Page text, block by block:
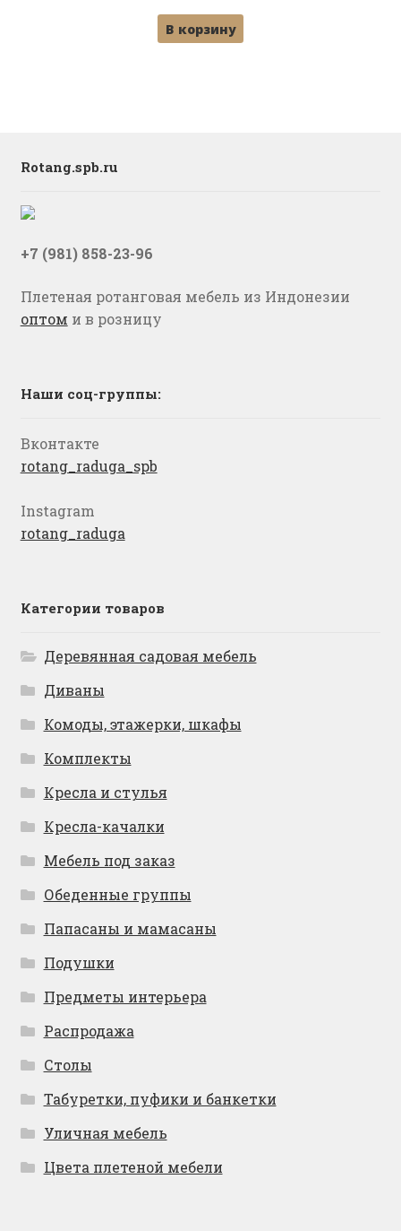
В корзину
Rotang.spb.ru
+7 (981) 858-23-96
Плетеная ротанговая мебель из Индонезии
оптом и в розницу
Наши соц-группы:
Вконтакте
rotang_raduga_spb
Instagram
rotang_raduga
Категории товаров
Деревянная садовая мебель
Диваны
Комоды, этажерки, шкафы
Комплекты
Кресла и стулья
Кресла-качалки
Мебель под заказ
Обеденные группы
Папасаны и мамасаны
Подушки
Предметы интерьера
Распродажа
Столы
Табуретки, пуфики и банкетки
Уличная мебель
Цвета плетеной мебели